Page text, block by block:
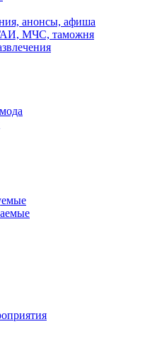
анонсы, афиша
МЧС, таможня